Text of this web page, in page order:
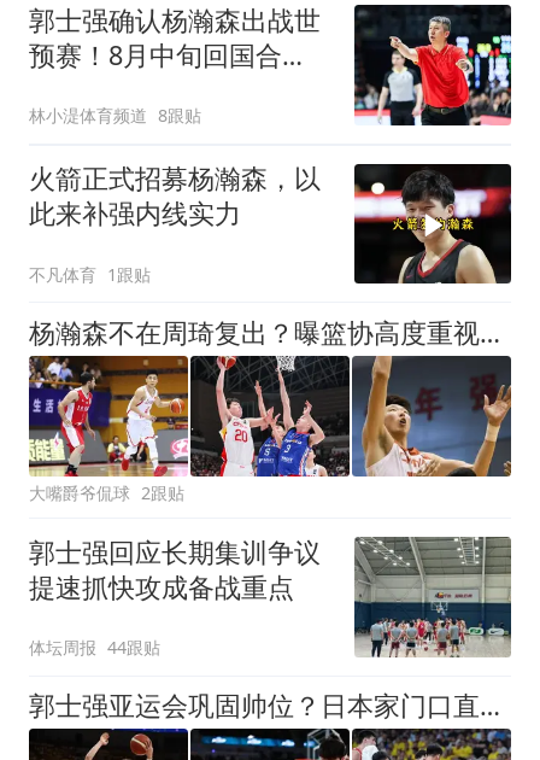
郭士强确认杨瀚森出战世
预赛！8月中旬回国合
林小湜体育频道 8跟贴
火箭正式招募杨瀚森，以
此来补强内线实力
不凡体育 1跟贴
杨瀚森不在周琦复出？曝篮协高度重视亚运会 高诗岩会回归？
大嘴爵爷侃球 2跟贴
郭士强回应长期集训争议
提速抓快攻成备战重点
体坛周报 44跟贴
郭士强亚运会巩固帅位？日本家门口直接摆烂，中国男篮全主力出击